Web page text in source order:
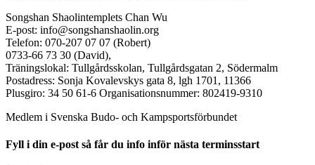
Songshan Shaolintemplets Chan Wu
E-post: info@songshanshaolin.org
Telefon: 070-207 07 07 (Robert)
0733-66 73 30 (David),
Träningslokal: Tullgårdsskolan, Tullgårdsgatan 2, Södermalm
Postadress: Sonja Kovalevskys gata 8, lgh 1701, 11366
Plusgiro: 34 50 61-6 Organisationsnummer: 802419-9310
Medlem i Svenska Budo- och Kampsportsförbundet
Fyll i din e-post så får du info inför nästa terminsstart